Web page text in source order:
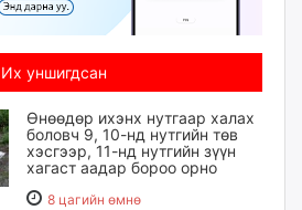
Их уншигдсан
Өнөөдөр ихэнх нутгаар халах
боловч 9, 10-нд нутгийн төв
хэсгээр, 11-нд нутгийн зүүн
хагаст аадар бороо орно
8 цагийн өмнө